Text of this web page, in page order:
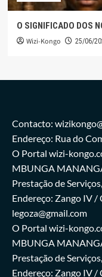
O SIGNIFICADO DOS
Wizi-Kongo 25/06/
Contacto:
Endereço: Rua do
O Portal wizi-
MBUNGA
Prestação de
Endereço: Zango IV /
legoza@gmail.com
O Portal wizi-
MBUNGA
Prestação de
Endereço: Zango IV /